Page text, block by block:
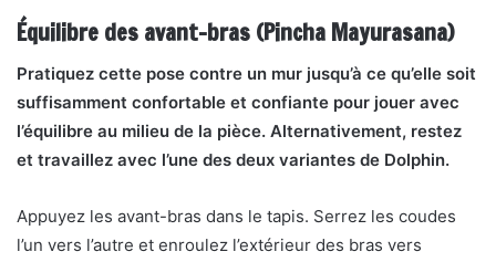
Équilibre des avant-bras (Pincha Mayurasana)
Pratiquez cette pose contre un mur jusqu’à ce qu’elle soit
suffisamment confortable et confiante pour jouer avec
l’équilibre au milieu de la pièce. Alternativement, restez
et travaillez avec l’une des deux variantes de Dolphin.
Appuyez les avant-bras dans le tapis. Serrez les coudes
l’un vers l’autre et enroulez l’extérieur des bras vers